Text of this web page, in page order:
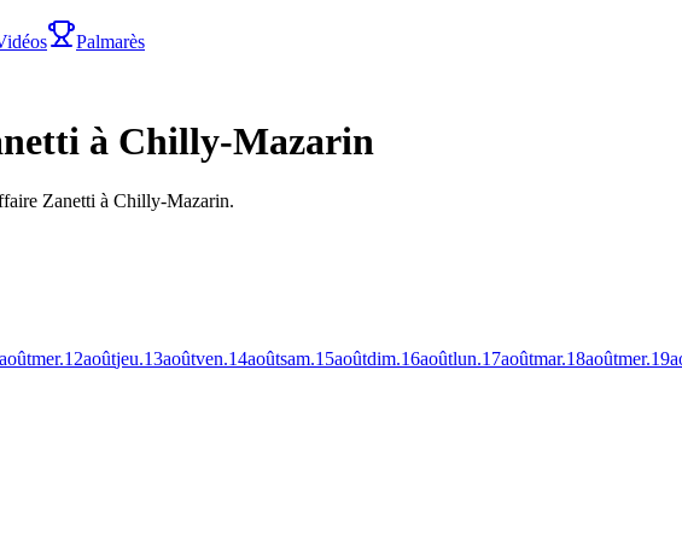
Palmarès
à Chilly-Mazarin
Zanetti à Chilly-Mazarin.
aoûtmer.12aoûtjeu.13aoûtven.14aoûtsam.15aoûtdim.16aoûtlun.17aoûtmar.18aoûtmer.19